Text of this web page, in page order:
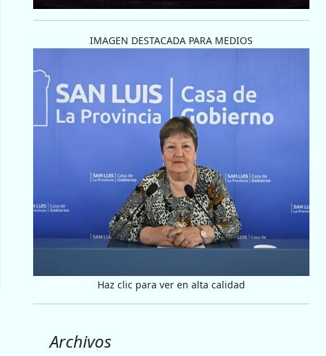
IMAGEN DESTACADA PARA MEDIOS
Haz clic para ver en alta calidad
Archivos